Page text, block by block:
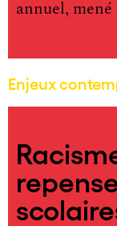
annuel, mené
Enjeux